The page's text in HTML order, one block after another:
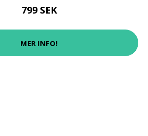
799 SEK
MER INFO!